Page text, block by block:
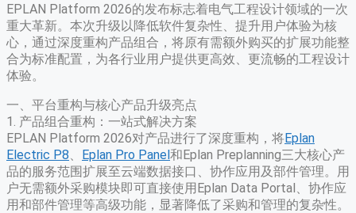
EPLAN Platform 2026的发布标志着电气工程设计领域的一次
重大革新。本次升级以降低软件复杂性、提升用户体验为核
心，通过深度重构产品组合，将原有需额外购买的扩展功能整
合为标准配置，为各行业用户提供更高效、更流畅的工程设计
体验。
一、平台重构与核心产品升级亮点
1. 产品组合重构：一站式解决方案
EPLAN Platform 2026对产品进行了深度重构，将Eplan
Electric P8
Eplan Pro Panel和Eplan Preplanning三大核心产
品的服务范围扩展至云端数据接口、协作应用及部件管理。用
户无需额外采购模块即可直接使用Eplan Data Portal、协作应
用和部件管理等高级功能，显著降低了采购和管理的复杂性。